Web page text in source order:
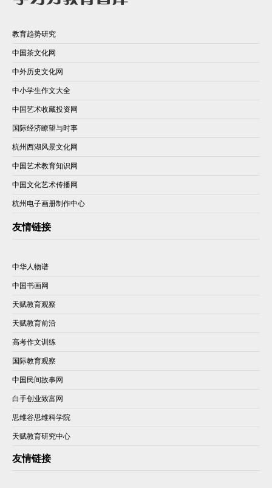
教育趋势研究
中国茶文化网
中外历史文化网
中小学生作文大全
中国艺术收藏投资网
国际经济瞭望与时事
杭州西湖风景文化网
中国艺术教育知识网
中国文化艺术传播网
杭州电子画册制作中心
友情链接
中华人物谱
中国书画网
天赋教育观察
天赋教育前沿
高考作文训练
国际教育观察
中国民间故事网
白手创业致富网
思维谷思维科学院
天赋教育研究中心
友情链接